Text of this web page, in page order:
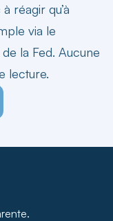
réagir qu’à
via le
la Fed. Aucune
lecture.